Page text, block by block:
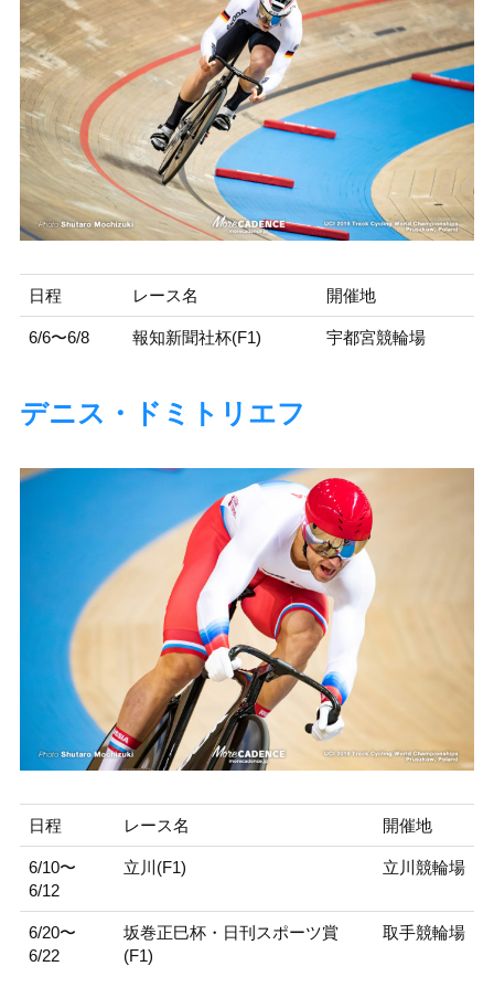
日程 レース名 開催地
6/6〜6/8 報知新聞社杯(F1) 宇都宮競輪場
デニス・ドミトリエフ
日程 レース名 開催地
6/10〜
6/12
立川(F1) 立川競輪場
6/20〜
6/22
坂巻正巳杯・日刊スポーツ賞
(F1)
取手競輪場